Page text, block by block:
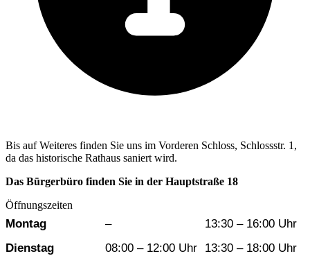
Bis auf Weiteres finden Sie uns im Vorderen Schloss, Schlossstr. 1,
da das historische Rathaus saniert wird.
Das Bürgerbüro finden Sie in der Hauptstraße 18
Öffnungszeiten
Wochentag Vormittag
Montag –
13:30 – 16:00 Uhr
Dienstag
08:00 – 12:00 Uhr
13:30 – 18:00 Uhr